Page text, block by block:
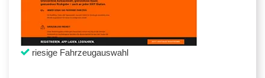
riesige Fahrzeugauswahl